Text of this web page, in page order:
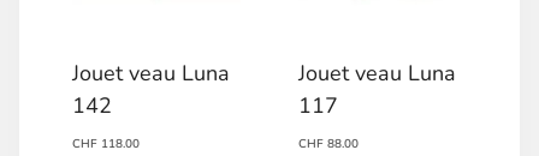
Jouet veau Luna
142
CHF 118.00
Jouet veau Luna
117
CHF 88.00